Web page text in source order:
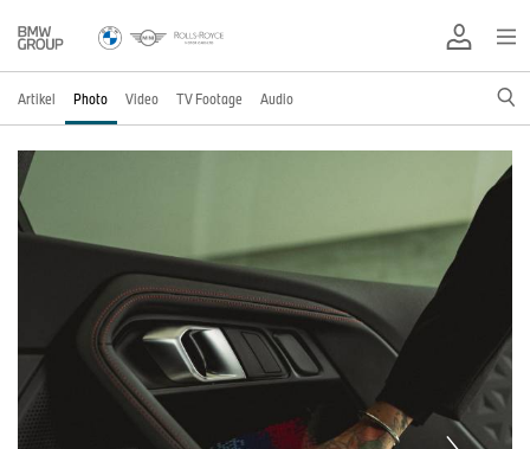
Artikel Photo Video TV Footage Audio